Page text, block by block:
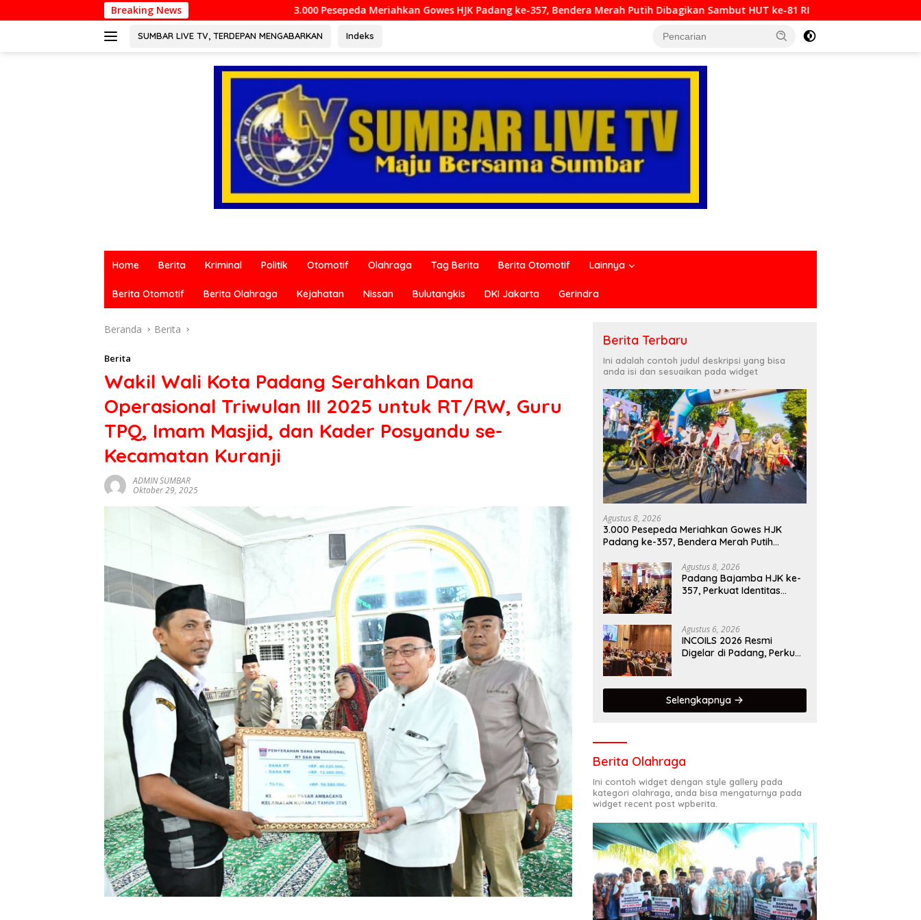
ke
Breaking News3.000 Pesepeda Meriahkan Gowes HJK Padang ke-357, Bendera Merah Putih Dibagikan Sambut HUT ke-81 RI Padang Bajamba HJK ke-357, Perkuat
SUMBAR LIVE TV, TERDEPAN MENGABARKAN Indeks
terkini
berbagai
indonesia
dari
politik,
mapun
budaya
serta
berita
lainnya
Home Berita Kriminal Politik Otomotif Olahraga Tag Berita Berita Otomotif Lainnya
Berita Otomotif Berita Olahraga Kejahatan Nissan Bulutangkis DKI Jakarta Gerindra
Beranda Berita
Berita
Wakil Wali Kota Padang Serahkan Dana
Operasional Triwulan III 2025 untuk RT/RW, Guru
TPQ, Imam Masjid, dan Kader Posyandu se-
Kecamatan Kuranji
ADMIN SUMBAR
Oktober 29, 2025
Berita Terbaru
Ini adalah contoh judul deskripsi yang bisa
anda isi dan sesuaikan pada widget
Agustus 8, 2026
3.000 Pesepeda Meriahkan Gowes HJK
Padang ke-357, Bendera Merah Putih
Agustus 8, 2026
Padang Bajamba HJK ke-
357, Perkuat Identitas
Agustus 6, 2026
INCOILS 2026 Resmi
Digelar di Padang, Perkuat
Selengkapnya
Berita Olahraga
Ini contoh widget dengan style gallery pada
kategori olahraga, anda bisa mengaturnya pada
widget recent post wpberita.